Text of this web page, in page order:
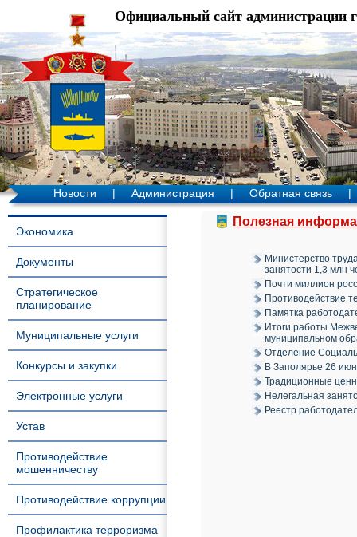
Официальный сайт администрации
Новости | Администрация | Обратная связь |
Экономика
Документы
Стратегическое
планирование
Муниципальные услуги
Конкурсы и закупки
Электронные услуги
Устав
Противодействие
мошенничеству
Противодействие коррупции
Профилактика терроризма
Полезная
Министерство
занятости 1,3 млн
Почти миллион
Противодействие
Памятка
Итоги работы
муниципальном
Отделение
В Заполярье 26
Традиционные
Нелегальная
Реестр